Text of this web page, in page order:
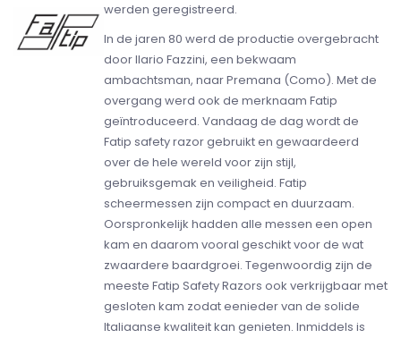
werden geregistreerd.
In de jaren 80 werd de productie overgebracht
door Ilario Fazzini, een bekwaam
ambachtsman, naar Premana (Como). Met de
overgang werd ook de merknaam Fatip
geïntroduceerd. Vandaag de dag wordt de
Fatip safety razor gebruikt en gewaardeerd
over de hele wereld voor zijn stijl,
gebruiksgemak en veiligheid. Fatip
scheermessen zijn compact en duurzaam.
Oorspronkelijk hadden alle messen een open
kam en daarom vooral geschikt voor de wat
zwaardere baardgroei. Tegenwoordig zijn de
meeste Fatip Safety Razors ook verkrijgbaar met
gesloten kam zodat eenieder van de solide
Italiaanse kwaliteit kan genieten. Inmiddels is